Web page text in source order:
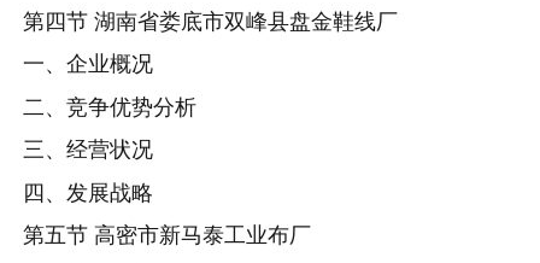
第四节 湖南省娄底市双峰县盘金鞋线厂
一、企业概况
二、竞争优势分析
三、经营状况
四、发展战略
第五节 高密市新马泰工业布厂